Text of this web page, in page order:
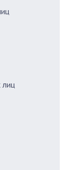
лиц